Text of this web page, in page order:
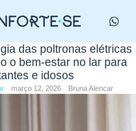
das poltronas elétricas
o bem-estar no lar para
e idosos
março 12, 2026 Bruna Alencar